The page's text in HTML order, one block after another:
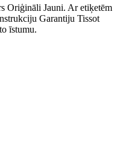
Oriģināli Jauni. Ar etiķetēm
Garantiju Tissot
īstumu.